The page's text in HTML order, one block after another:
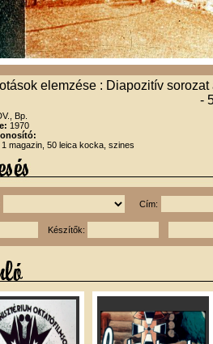
elemzése : Diapozitív
-
Bp.
1970
1 magazin, 50 leica kocka, szines
Cím:
Készítők: